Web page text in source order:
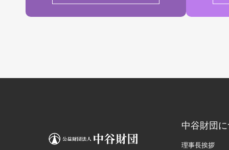
中谷財団に
理事長挨拶